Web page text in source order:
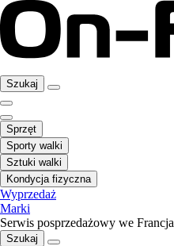
Szukaj
Sprzęt
Sporty walki
Sztuki walki
Kondycja fizyczna
Wyprzedaż
Marki
Serwis posprzedażowy we Francja
Szukaj